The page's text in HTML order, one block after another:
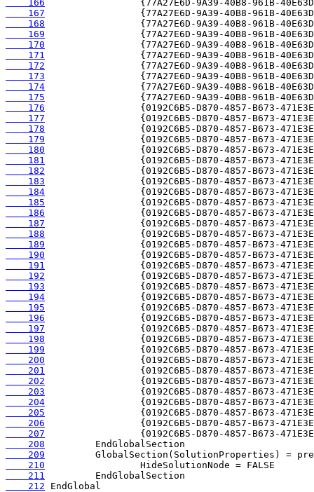
    166
    167
    168
    169
    170
    171
    172
    173
    174
    175
    176
    177
    178
    179
    180
    181
    182
    183
    184
    185
    186
    187
    188
    189
    190
    191
    192
    193
    194
    195
    196
    197
    198
    199
    200
    201
    202
    203
    204
    205
    206
    207
    208
    209
    210
    211
    212